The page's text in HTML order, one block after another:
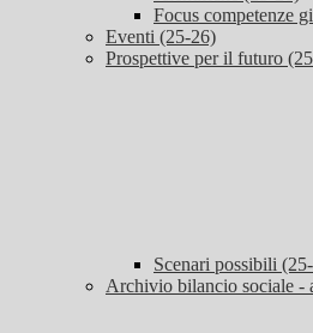
Focus competenze
Eventi (25-26)
Prospettive per il futuro
Scenari possibili
Archivio bilancio sociale -